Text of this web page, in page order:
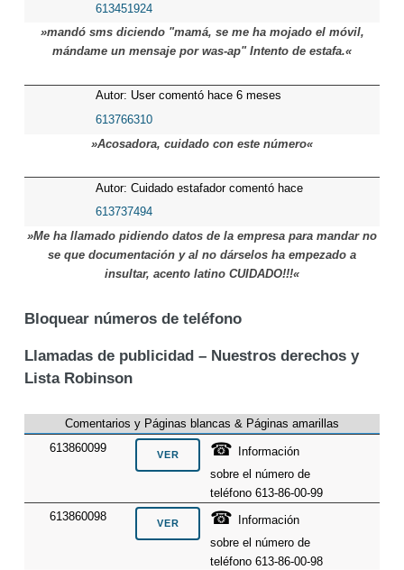
613451924
»mandó sms diciendo "mamá, se me ha mojado el móvil,
mándame un mensaje por was-ap" Intento de estafa.«
Autor: User comentó hace 6 meses
613766310
»Acosadora, cuidado con este número«
Autor: Cuidado estafador comentó hace
7 meses
613737494
»Me ha llamado pidiendo datos de la empresa para mandar no
se que documentación y al no dárselos ha empezado a
insultar, acento latino CUIDADO!!!«
Bloquear números de teléfono
Llamadas de publicidad – Nuestros derechos y
Lista Robinson
Comentarios y Páginas blancas & Páginas amarillas
613860099
☎
Información
sobre el número de
teléfono 613-86-00-99
613860098
☎
Información
sobre el número de
teléfono 613-86-00-98